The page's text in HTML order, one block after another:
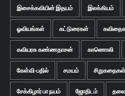
இசைக்கவியின் இதயம் இலக்கியம்
ஓவியங்கள் கட்டுரைகள்
கவியரசு கண்ணதாசன் காணொலி
கேள்வி-பதில் சமயம் சிறுகதைகள்
சேக்கிழார் பா நயம் ஜோதிடம்